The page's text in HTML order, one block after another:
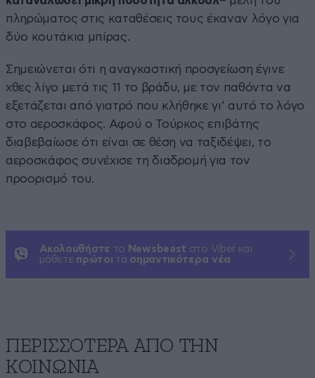
πληρώματος στις καταθέσεις τους έκαναν λόγο για
δύο κουτάκια μπίρας.
Σημειώνεται ότι η αναγκαστική προσγείωση έγινε
χθες λίγο μετά τις 11 το βράδυ, με τον παθόντα να
εξετάζεται από γιατρό που κλήθηκε γι’ αυτό το λόγο
στο αεροσκάφος. Αφού ο Τούρκος επιβάτης
διαβεβαίωσε ότι είναι σε θέση να ταξιδέψει, το
αεροσκάφος συνέχισε τη διαδρομή για τον
προορισμό του.
Ακολουθήστε το Newsbeast στο Viber και
μάθετε πρώτοι τα σημαντικότερα νέα
ΠΕΡΙΣΣΟΤΕΡΑ ΑΠΟ ΤΗΝ
ΚΟΙΝΩΝΙΑ